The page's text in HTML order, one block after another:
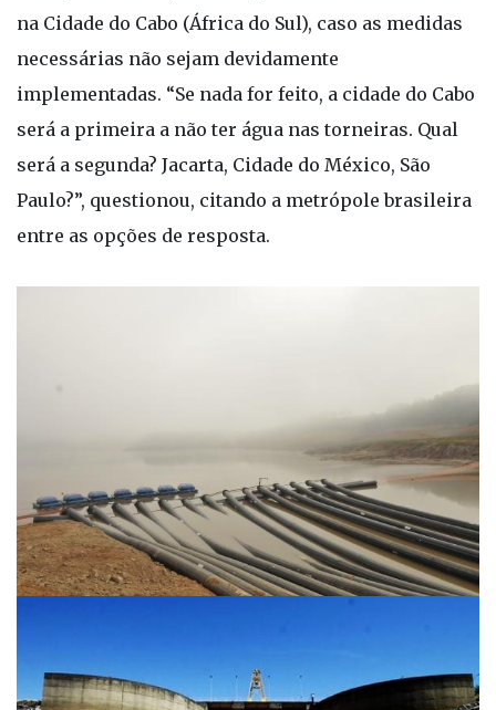
na Cidade do Cabo (África do Sul), caso as medidas
necessárias não sejam devidamente
implementadas. “Se nada for feito, a cidade do Cabo
será a primeira a não ter água nas torneiras. Qual
será a segunda? Jacarta, Cidade do México, São
Paulo?”, questionou, citando a metrópole brasileira
entre as opções de resposta.